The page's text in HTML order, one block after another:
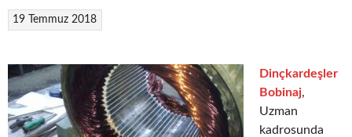
19 Temmuz 2018
Dinçkardeşler
Bobinaj,
Uzman
kadrosunda